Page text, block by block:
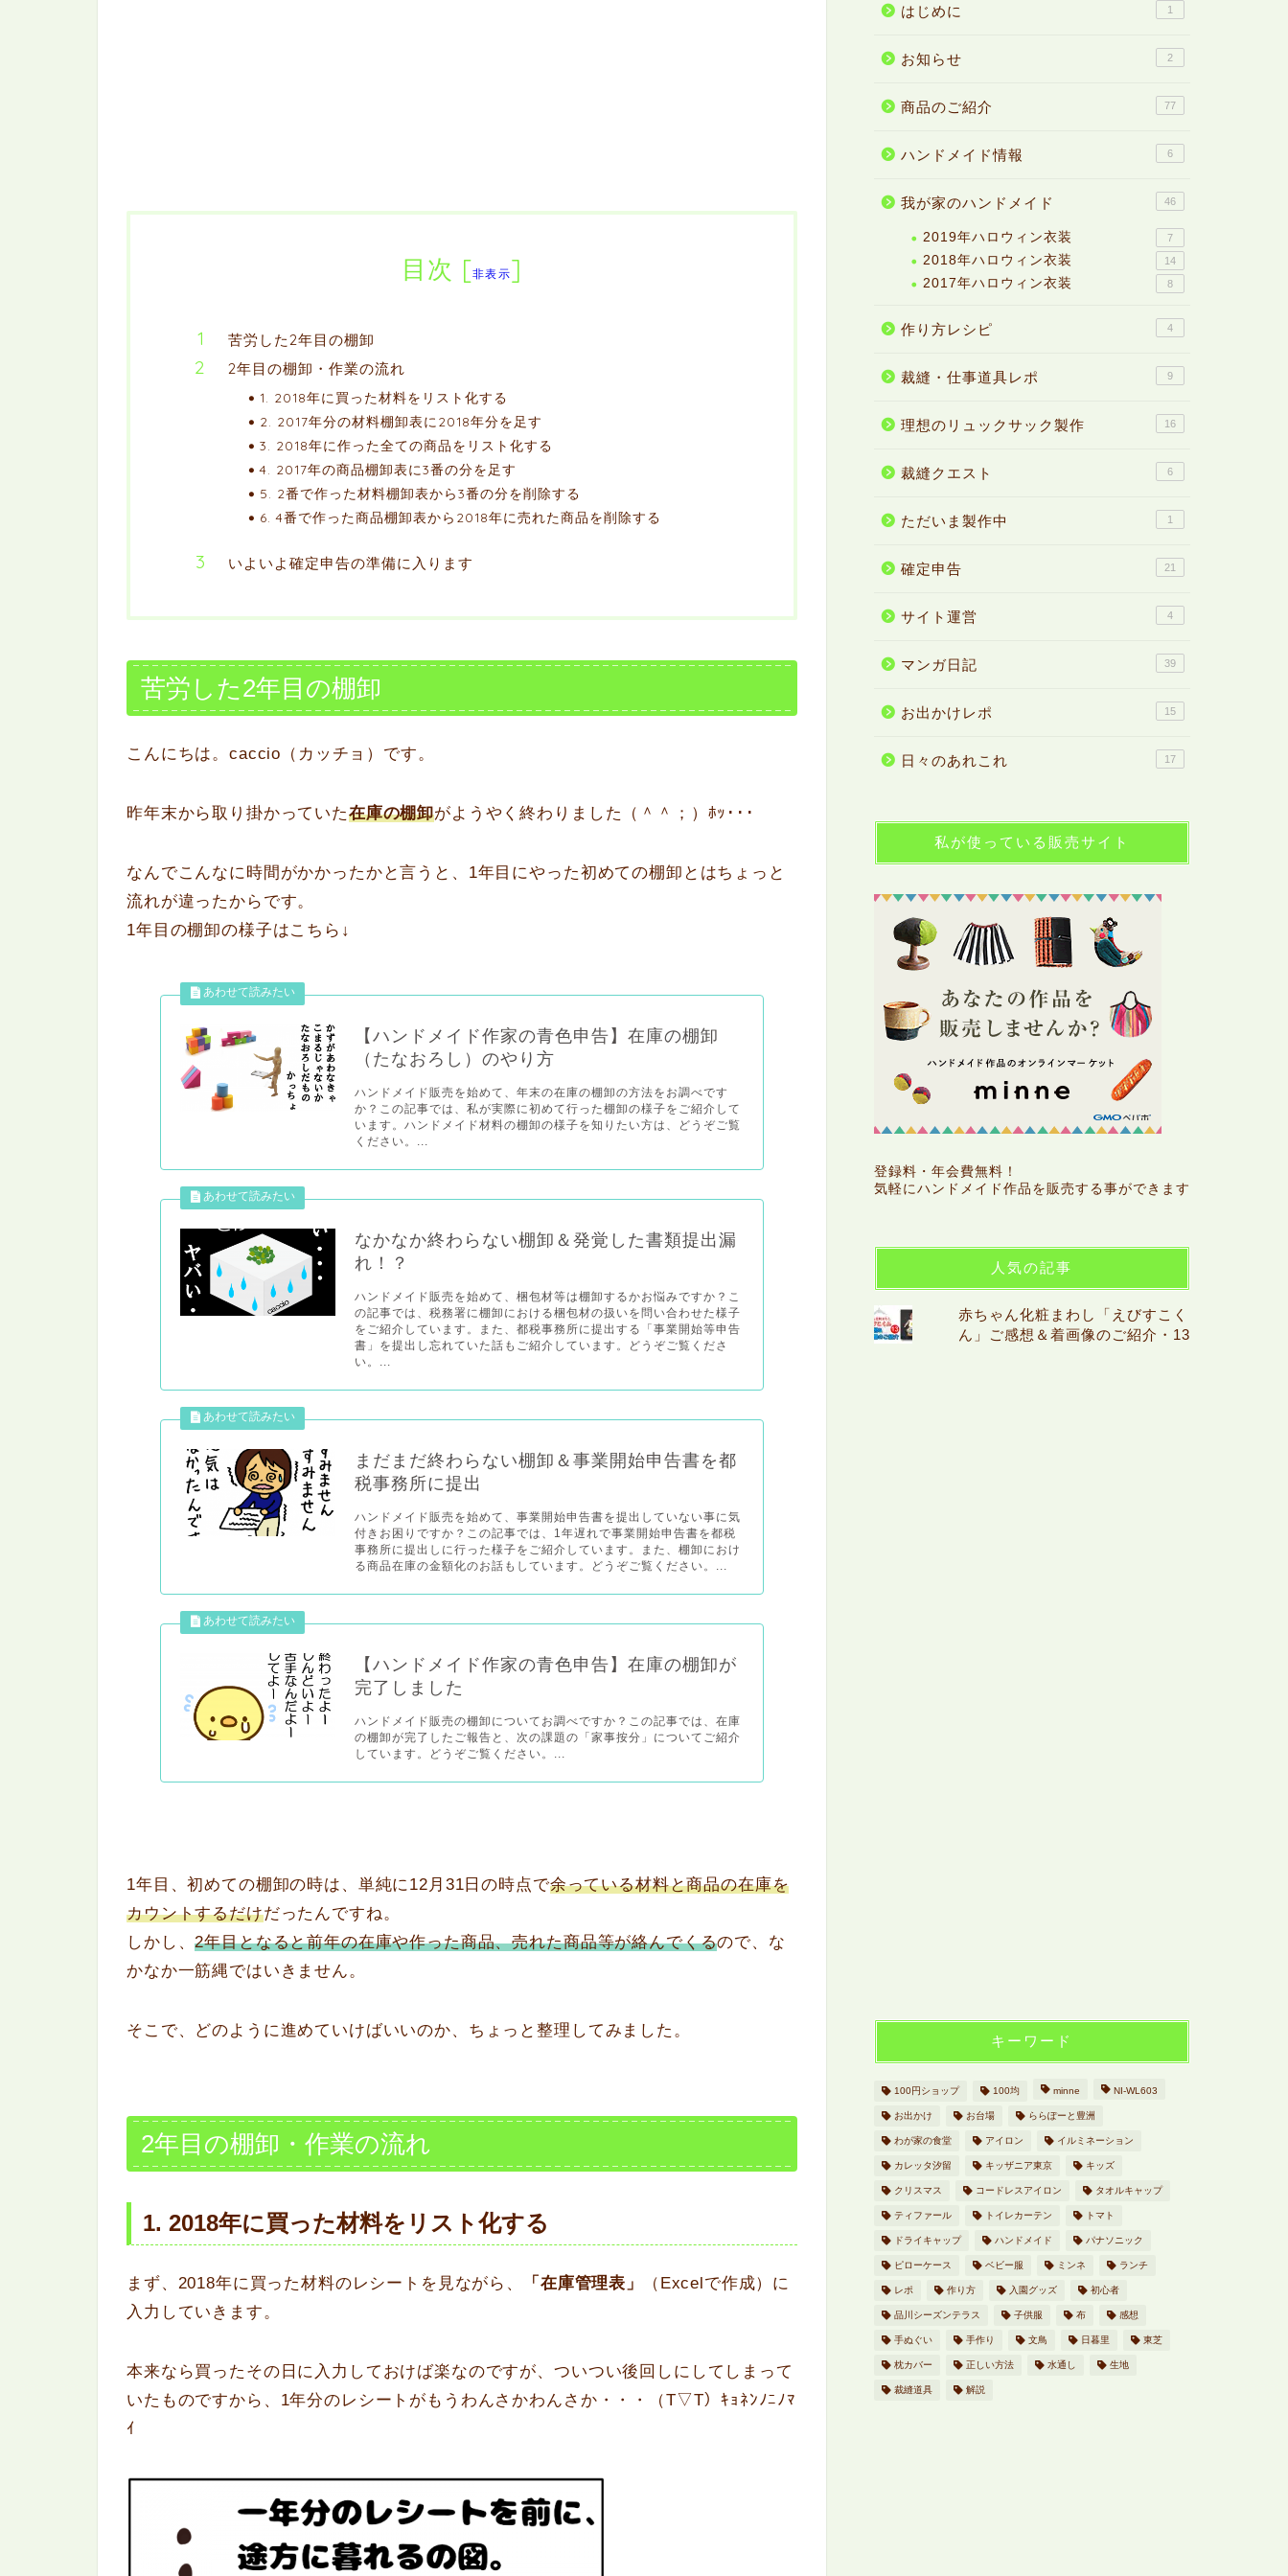
目次 [非表示]
苦労した2年目の棚卸
2年目の棚卸・作業の流れ
1. 2018年に買った材料をリスト化する
2. 2017年分の材料棚卸表に2018年分を足す
3. 2018年に作った全ての商品をリスト化する
4. 2017年の商品棚卸表に3番の分を足す
5. 2番で作った材料棚卸表から3番の分を削除する
6. 4番で作った商品棚卸表から2018年に売れた商品を削除する
いよいよ確定申告の準備に入ります
苦労した2年目の棚卸
こんにちは。caccio（カッチョ）です。
昨年末から取り掛かっていた在庫の棚卸がようやく終わりました（＾＾；）ﾎｯ･･･
なんでこんなに時間がかかったかと言うと、1年目にやった初めての棚卸とはちょっと
流れが違ったからです。
1年目の棚卸の様子はこちら↓
【ハンドメイド作家の青色申告】在庫の棚卸
（たなおろし）のやり方
ハンドメイド販売を始めて、年末の在庫の棚卸の方法をお調べです
か？この記事では、私が実際に初めて行った棚卸の様子をご紹介して
います。ハンドメイド材料の棚卸の様子を知りたい方は、どうぞご覧
ください。...
なかなか終わらない棚卸＆発覚した書類提出漏
れ！？
ハンドメイド販売を始めて、梱包材等は棚卸するかお悩みですか？こ
の記事では、税務署に棚卸における梱包材の扱いを問い合わせた様子
をご紹介しています。また、都税事務所に提出する「事業開始等申告
書」を提出し忘れていた話もご紹介しています。どうぞご覧くださ
い。...
まだまだ終わらない棚卸＆事業開始申告書を都
税事務所に提出
ハンドメイド販売を始めて、事業開始申告書を提出していない事に気
付きお困りですか？この記事では、1年遅れで事業開始申告書を都税
事務所に提出しに行った様子をご紹介しています。また、棚卸におけ
る商品在庫の金額化のお話もしています。どうぞご覧ください。...
【ハンドメイド作家の青色申告】在庫の棚卸が
完了しました
ハンドメイド販売の棚卸についてお調べですか？この記事では、在庫
の棚卸が完了したご報告と、次の課題の「家事按分」についてご紹介
しています。どうぞご覧ください。...
1年目、初めての棚卸の時は、単純に12月31日の時点で余っている材料と商品の在庫を
カウントするだけだったんですね。
しかし、2年目となると前年の在庫や作った商品、売れた商品等が絡んでくるので、な
かなか一筋縄ではいきません。
そこで、どのように進めていけばいいのか、ちょっと整理してみました。
2年目の棚卸・作業の流れ
1. 2018年に買った材料をリスト化する
まず、2018年に買った材料のレシートを見ながら、 「在庫管理表」
（Excelで作成）に
入力していきます。
本来なら買ったその日に入力しておけば楽なのですが、ついつい後回しにしてしまって
いたものですから、1年分のレシートがもうわんさかわんさか・・・（T▽T）ｷｮﾈﾝﾉﾆﾉﾏ
ｲ
はじめに 1
お知らせ 2
商品のご紹介 77
ハンドメイド情報 6
我が家のハンドメイド 46
2019年ハロウィン衣装 7
2018年ハロウィン衣装 14
2017年ハロウィン衣装 8
作り方レシピ 4
裁縫・仕事道具レポ 9
理想のリュックサック製作 16
裁縫クエスト 6
ただいま製作中 1
確定申告 21
サイト運営 4
マンガ日記 39
お出かけレポ 15
日々のあれこれ 17
私が使っている販売サイト
登録料・年会費無料！
気軽にハンドメイド作品を販売する事ができます
人気の記事
赤ちゃん化粧まわし「えびすこく
ん」ご感想＆着画像のご紹介・13
キーワード
100円ショップ 100均 minne NI-WL603
お出かけ お台場 ららぽーと豊洲
わが家の食堂 アイロン イルミネーション
カレッタ汐留 キッザニア東京 キッズ
クリスマス コードレスアイロン タオルキャップ
ティファール トイレカーテン トマト
ドライキャップ ハンドメイド パナソニック
ピローケース ベビー服 ミンネ ランチ
レポ 作り方 入園グッズ 初心者
品川シーズンテラス 子供服 布 感想
手ぬぐい 手作り 文鳥 日暮里 東芝
枕カバー 正しい方法 水通し 生地
裁縫道具 解説